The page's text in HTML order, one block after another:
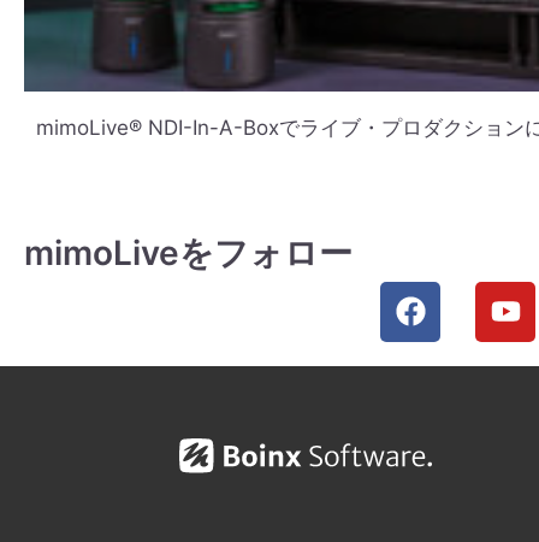
mimoLive® NDI-In-A-Boxでライブ・プロダクション
mimoLiveをフォロー